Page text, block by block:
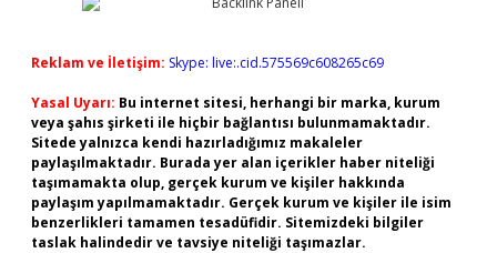
Reklam ve İletişim: Skype: live:.cid.575569c608265c69
Yasal Uyarı: Bu internet sitesi, herhangi bir marka, kurum
veya şahıs şirketi ile hiçbir bağlantısı bulunmamaktadır.
Sitede yalnızca kendi hazırladığımız makaleler
paylaşılmaktadır. Burada yer alan içerikler haber niteliği
taşımamakta olup, gerçek kurum ve kişiler hakkında
paylaşım yapılmamaktadır. Gerçek kurum ve kişiler ile isim
benzerlikleri tamamen tesadüfidir. Sitemizdeki bilgiler
taslak halindedir ve tavsiye niteliği taşımazlar.